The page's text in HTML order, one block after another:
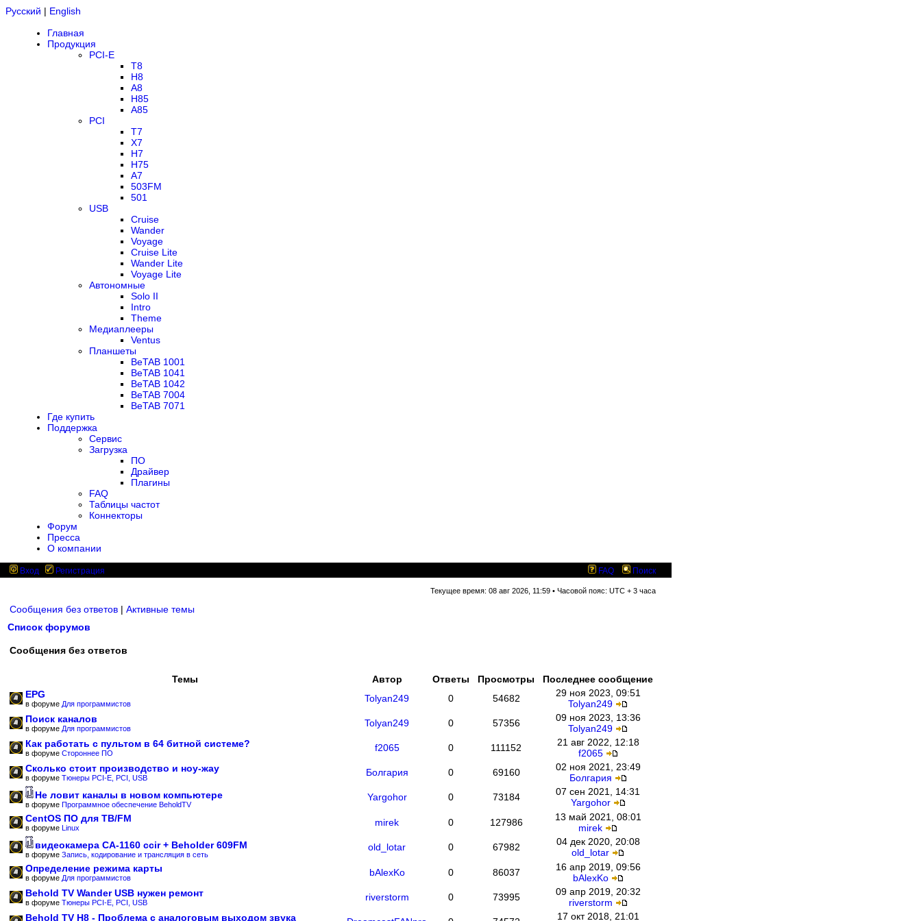
Русский | English
Главная
Продукция
PCI-E
T8
H8
A8
H85
A85
PCI
T7
X7
H7
H75
A7
503FM
501
USB
Cruise
Wander
Voyage
Cruise Lite
Wander Lite
Voyage Lite
Автономные
Solo II
Intro
Theme
Медиаплееры
Ventus
Планшеты
BeTAB 1001
BeTAB 1041
BeTAB 1042
BeTAB 7004
BeTAB 7071
Где купить
Поддержка
Сервис
Загрузка
ПО
Драйвер
Плагины
FAQ
Таблицы частот
Коннекторы
Форум
Пресса
О компании
Вход Регистрация FAQ Поиск
Текущее время: 08 авг 2026, 11:59 • Часовой пояс: UTC + 3 часа
Сообщения без ответов | Активные темы
Список форумов
Сообщения без ответов
Темы Автор Ответы Просмотры
Последнее сообщение
EPG
в форуме Для программистов Tolyan249 0 54682
29 ноя 2023, 09:51
Tolyan249
Поиск каналов
в форуме Для программистов Tolyan249 0 57356
09 ноя 2023, 13:36
Tolyan249
Как работать с пультом в 64 битной системе?
в форуме Стороннее ПО f2065 0 111152
21 авг 2022, 12:18
f2065
Сколько стоит производство и ноу-жау
в форуме Тюнеры PCI-E, PCI, USB Болгария 0 69160
02 ноя 2021, 23:49
Болгария
Не ловит каналы в новом компьютере
в форуме Программное обеспечение BeholdTV
Yargohor 0 73184
07 сен 2021, 14:31
Yargohor
CentOS ПО для ТВ/FM
в форуме Linux mirek 0 127986
13 май 2021, 08:01
mirek
видеокамера CA-1160 ccir + Beholder 609FM
в форуме Запись, кодирование и трансляция в сеть
old_lotar 0 67982
04 дек 2020, 20:08
old_lotar
Определение режима карты
в форуме Для программистов bAlexKo 0 86037
16 апр 2019, 09:56
bAlexKo
Behold TV Wander USB нужен ремонт
в форуме Тюнеры PCI-E, PCI, USB riverstorm 0 73995
09 апр 2019, 20:32
riverstorm
Behold TV H8 - Проблема с аналоговым выходом звука
17 окт 2018, 21:01